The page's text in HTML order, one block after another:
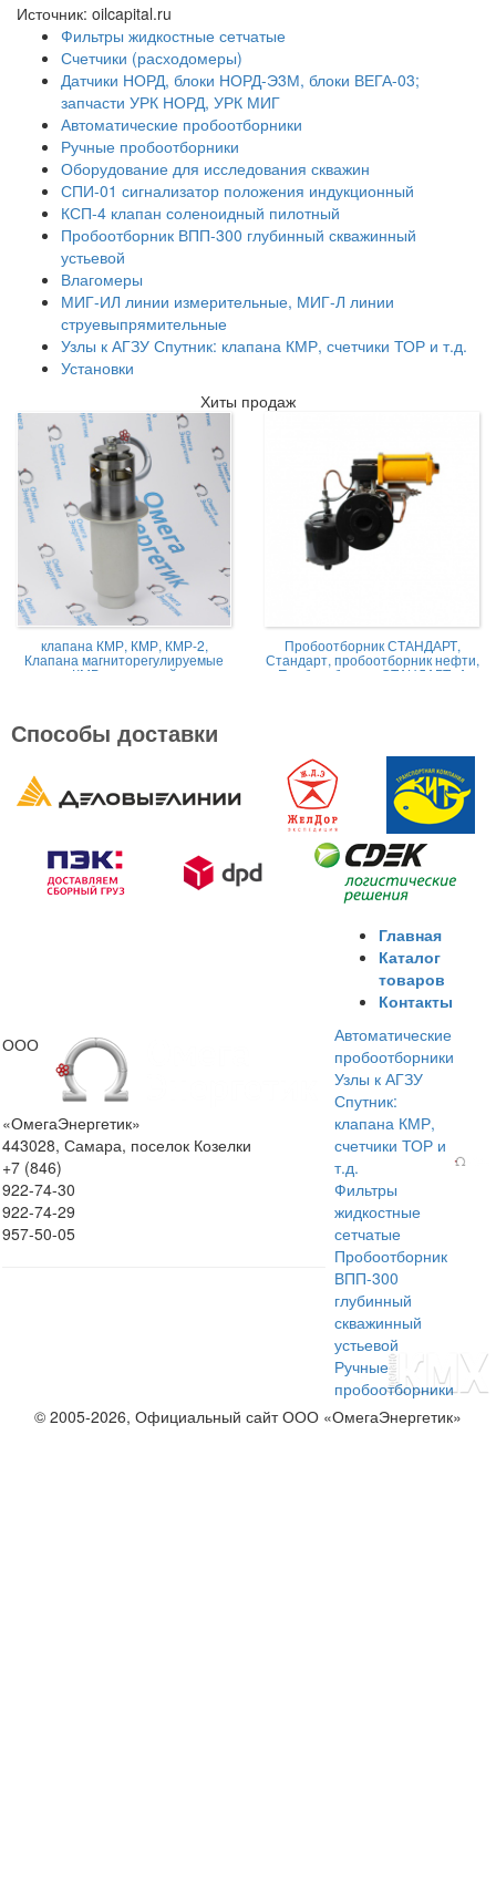
Источник: oilcapital.ru
Фильтры жидкостные сетчатые
Счетчики (расходомеры)
Датчики НОРД, блоки НОРД-Э3М, блоки ВЕГА-03;
запчасти УРК НОРД, УРК МИГ
Автоматические пробоотборники
Ручные пробоотборники
Оборудование для исследования скважин
СПИ-01 сигнализатор положения индукционный
КСП-4 клапан соленоидный пилотный
Пробоотборник ВПП-300 глубинный скважинный
устьевой
Влагомеры
МИГ-ИЛ линии измерительные, МИГ-Л линии
струевыпрямительные
Узлы к АГЗУ Спутник: клапана КМР, счетчики ТОР и т.д.
Установки
Хиты продаж
клапана КМР, КМР, КМР-2,
Клапана магниторегулируемые
КМР жидкостной
Пробоотборник СТАНДАРТ,
Стандарт, пробоотборник нефти,
Пробоотборник СТАНДАРТ -А
Способы доставки
ООО
«ОмегаЭнергетик»
443028, Самара, поселок Козелки
+7 (846)
922-74-30
922-74-29
957-50-05
Главная
Каталог
товаров
Контакты
Автоматические
пробоотборники
Узлы к АГЗУ
Спутник:
клапана КМР,
счетчики ТОР и
т.д.
Фильтры
жидкостные
сетчатые
Пробоотборник
ВПП-300
глубинный
скважинный
устьевой
Ручные
пробоотборники
© 2005-2026, Официальный сайт ООО «ОмегаЭнергетик»